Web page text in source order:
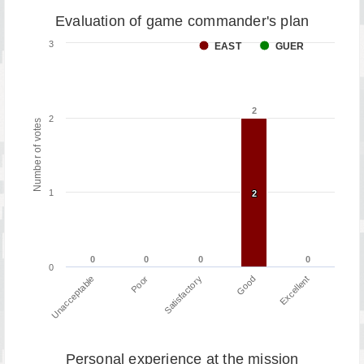
Number of votes
Evaluation of game commander's plan
0
0 0
0 0
0
2
2
0
0
2
2
EAST GUER
Unacceptable Poor Satisfactory Good Excellent
0
1
2
3
Personal experience at the mission